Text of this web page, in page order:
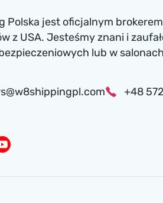
Polska jest oficjalnym
z USA. Jesteśmy znani i
lub w
+48